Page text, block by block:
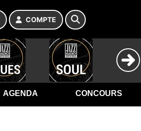
COMPTE
AGENDA CONCOURS